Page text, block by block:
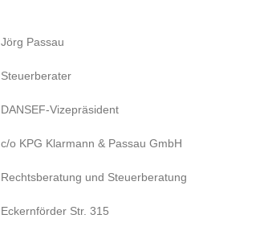
Jörg Passau
Steuerberater
DANSEF-Vizepräsident
c/o KPG Klarmann & Passau GmbH
Rechtsberatung und Steuerberatung
Eckernförder Str. 315